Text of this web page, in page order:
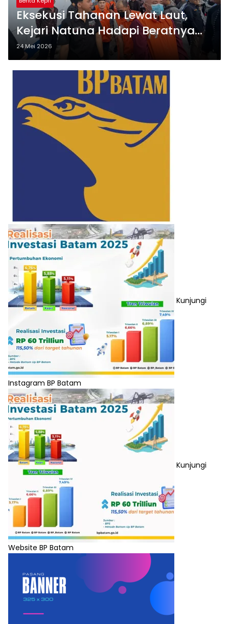
Eksekusi Tahanan Lewat Laut,
Kejari Natuna Hadapi Beratnya
Geografis Kepulauan
24 Mei 2026
Kunjungi
Instagram BP Batam
Kunjungi
Website BP Batam